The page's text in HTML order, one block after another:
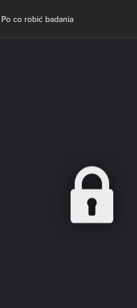
Szkolenia
Po co robić badania